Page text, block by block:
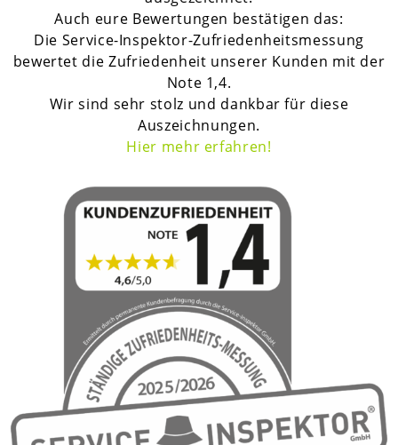
Auch eure Bewertungen bestätigen das:
Die Service-Inspektor-Zufriedenheitsmessung
bewertet die Zufriedenheit unserer Kunden mit der
Note 1,4.
Wir sind sehr stolz und dankbar für diese
Auszeichnungen.
Hier mehr erfahren!